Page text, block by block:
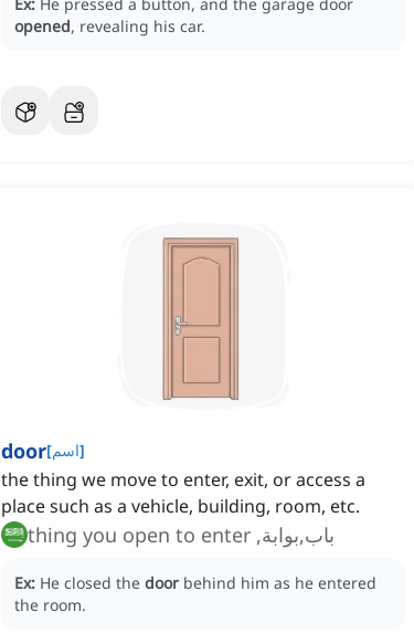
opened, revealing his car.
door[اسم]
the thing we move to enter, exit, or access a
place such as a vehicle, building, room, etc.
باب,بوابة, thing you open to enter
Ex: He closed the door behind him as he entered
the room.